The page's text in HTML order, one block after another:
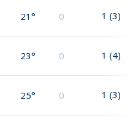
21° 0 1 (3)
23° 0 1 (4)
25° 0 1 (3)